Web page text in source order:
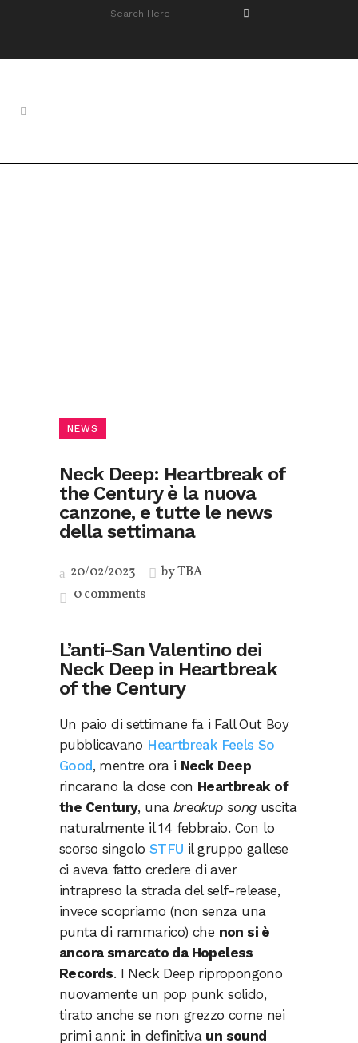
NEWS
Neck Deep: Heartbreak of
the Century è la nuova
canzone, e tutte le news
della settimana
20/02/2023 byTBA
0 comments
L’anti-San Valentino dei
Neck Deep in Heartbreak
of the Century
Un paio di settimane fa i Fall Out Boy
pubblicavano Heartbreak Feels So
Good, mentre ora i Neck Deep
rincarano la dose con Heartbreak of
the Century, una breakup song uscita
naturalmente il 14 febbraio. Con lo
scorso singoloSTFU il gruppo gallese
ci aveva fatto credere di aver
intrapreso la strada del self-release,
invece scopriamo (non senza una
punta di rammarico) che non si è
ancora smarcato da Hopeless
Records. I Neck Deep ripropongono
nuovamente un pop punk solido,
tirato anche se non grezzo come nei
primi anni: in definitiva un sound